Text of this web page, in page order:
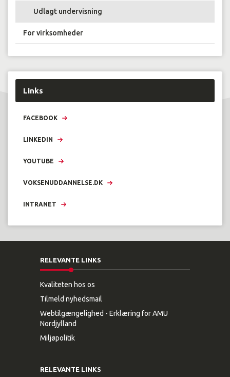
Udlagt undervisning
For virksomheder
Links
FACEBOOK
LINKEDIN
YOUTUBE
VOKSENUDDANNELSE.DK
INTRANET
RELEVANTE LINKS
Kvaliteten hos os
Tilmeld nyhedsmail
Webtilgængelighed - Erklæring for AMU
Nordjylland
Miljøpolitik
RELEVANTE LINKS